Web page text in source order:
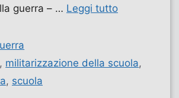
guerra – … Leggi tutto
, militarizzazione della scuola,
, scuola